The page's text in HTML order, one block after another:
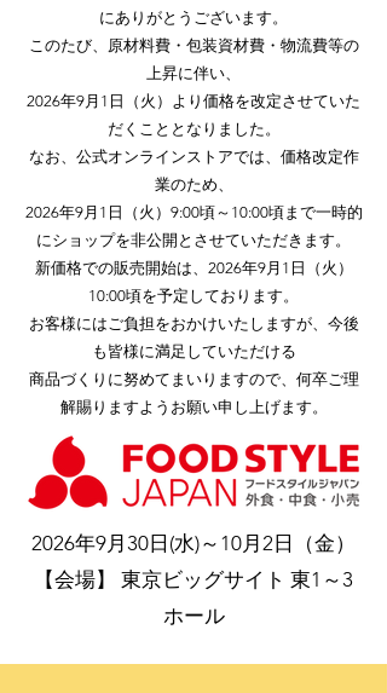
にありがとうございます。
このたび、原材料費・包装資材費・物流費等の
上昇に伴い、
2026年9月1日（火）より 価格を改定させていた
だくこととなりました。
なお、公式オンラインストアでは、価格改定作
業のため、
2026年9月1日（火）9:00頃～10:00頃まで一時的
にショップを非公開とさせていただきます。
新価格での販売開始は、2026年9月1日（火）
10:00頃を予定しております。
お客様にはご負担をおかけいたしますが、今後
も皆様に満足していただける
商品づくりに努めてまいりますので、何卒ご理
解賜りますようお願い申し上げます。
2026年9月30日(水)～10月2日（金）
【会場】 東京ビッグサイト 東1～3
ホール